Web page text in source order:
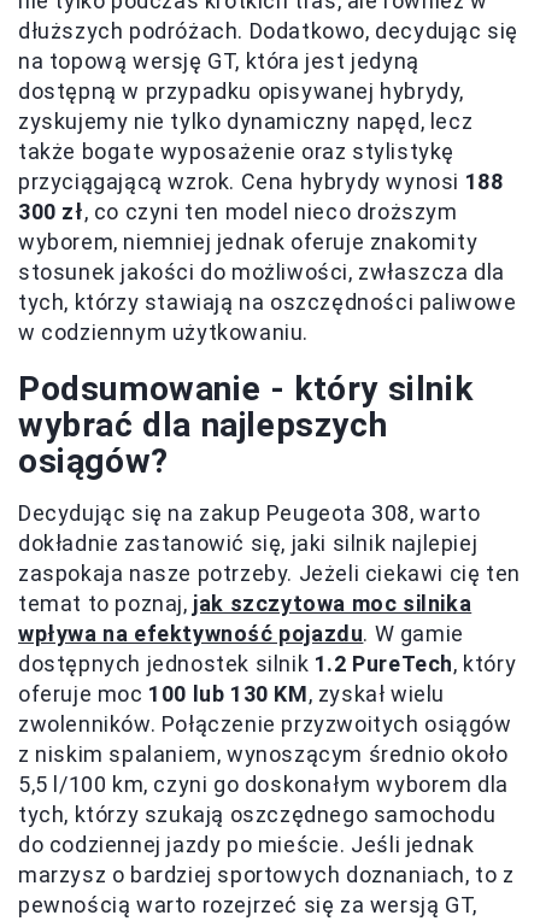
dłuższych podróżach. Dodatkowo, decydując się
na topową wersję GT, która jest jedyną
dostępną w przypadku opisywanej hybrydy,
zyskujemy nie tylko dynamiczny napęd, lecz
także bogate wyposażenie oraz stylistykę
przyciągającą wzrok. Cena hybrydy wynosi 188
300 zł, co czyni ten model nieco droższym
wyborem, niemniej jednak oferuje znakomity
stosunek jakości do możliwości, zwłaszcza dla
tych, którzy stawiają na oszczędności paliwowe
w codziennym użytkowaniu.
Podsumowanie - który silnik
wybrać dla najlepszych
osiągów?
Decydując się na zakup Peugeota 308, warto
dokładnie zastanowić się, jaki silnik najlepiej
zaspokaja nasze potrzeby. Jeżeli ciekawi cię ten
temat to poznaj, jak szczytowa moc silnika
wpływa na efektywność pojazdu. W gamie
dostępnych jednostek silnik 1.2 PureTech, który
oferuje moc 100 lub 130 KM, zyskał wielu
zwolenników. Połączenie przyzwoitych osiągów
z niskim spalaniem, wynoszącym średnio około
5,5 l/100 km, czyni go doskonałym wyborem dla
tych, którzy szukają oszczędnego samochodu
do codziennej jazdy po mieście. Jeśli jednak
marzysz o bardziej sportowych doznaniach, to z
pewnością warto rozejrzeć się za wersją GT,